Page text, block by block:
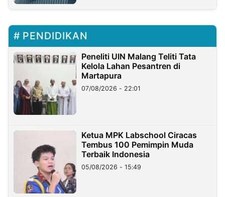
PENDIDIKAN
Peneliti UIN Malang Teliti Tata
Kelola Lahan Pesantren di
Martapura
07/08/2026 - 22:01
Ketua MPK Labschool Ciracas
Tembus 100 Pemimpin Muda
Terbaik Indonesia
05/08/2026 - 15:49